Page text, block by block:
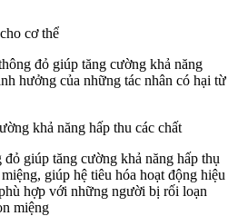
cơ thể
đỏ giúp tăng cường khả năng
hưởng của những tác nhân có hại từ
khả năng hấp thu các chất
giúp tăng cường khả năng hấp thụ
giúp hệ tiêu hóa hoạt động hiệu
hợp với những người bị rối loạn
miệng